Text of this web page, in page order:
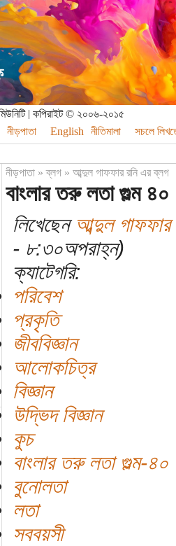
| কপিরাইট © ২০০৬-২০১৫
নীড়পাতা
English নীতিমালা সচলে
নীড়পাতা»ব্লগ» আব্দুল গাফফার রনি এর ব্লগ
বাংলার তরু লতা গুল্ম
লিখেছেন আব্দুল গাফফার
- ৮:৩০অপরাহ্ন)
ক্যাটেগরি:
পরিবেশ
প্রকৃতি
জীববিজ্ঞান
আলোকচিত্র
বিজ্ঞান
উদ্ভিদ বিজ্ঞান
কুচ
বাংলার তরু লতা গুল্ম-৪০
বুনোলতা
লতা
সববয়সী